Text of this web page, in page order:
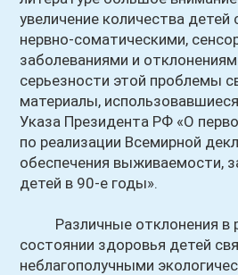
увеличение количества детей
нервно-соматическими,
заболеваниями и
серьезности этой проблемы
материалы,
Указа Президента РФ «О
по реализации Всемирной
обеспечения выживаемости,
детей в 90-е годы».
Различные отклонения в
состоянии здоровья детей
неблагополучными